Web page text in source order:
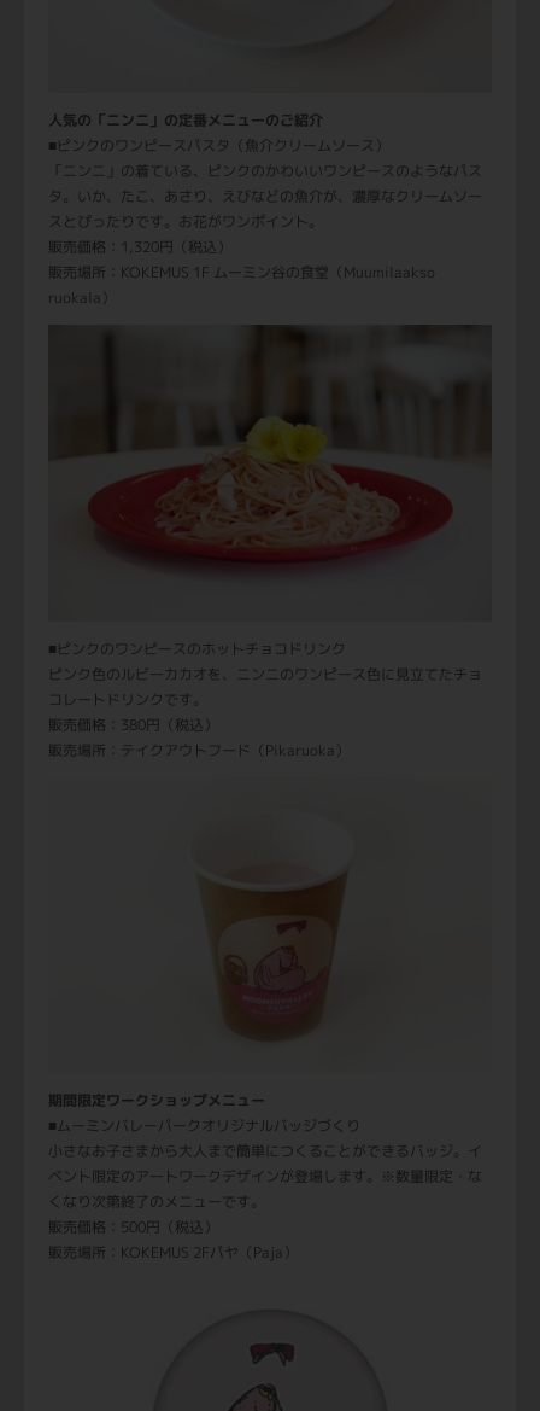
人気の「ニンニ」の定番メニューのご紹介
■ピンクのワンピースパスタ（魚介クリームソース）
「ニンニ」の着ている、ピンクのかわいいワンピースのようなパス
タ。いか、たこ、あさり、えびなどの魚介が、濃厚なクリームソー
スとぴったりです。お花がワンポイント。
販売価格：1,320円（税込）
販売場所：KOKEMUS 1F ムーミン谷の食堂（Muumilaakso
ruokala）
■ピンクのワンピースのホットチョコドリンク
ピンク色のルビーカカオを、ニンニのワンピース色に見立てたチョ
コレートドリンクです。
販売価格：380円（税込）
販売場所：テイクアウトフード（Pikaruoka）
期間限定ワークショップメニュー
■ムーミンバレーパークオリジナルバッジづくり
小さなお子さまから大人まで簡単につくることができるバッジ。イ
ベント限定のアートワークデザインが登場します。※数量限定・な
くなり次第終了のメニューです。
販売価格：500円（税込）
販売場所：KOKEMUS 2Fパヤ（Paja）